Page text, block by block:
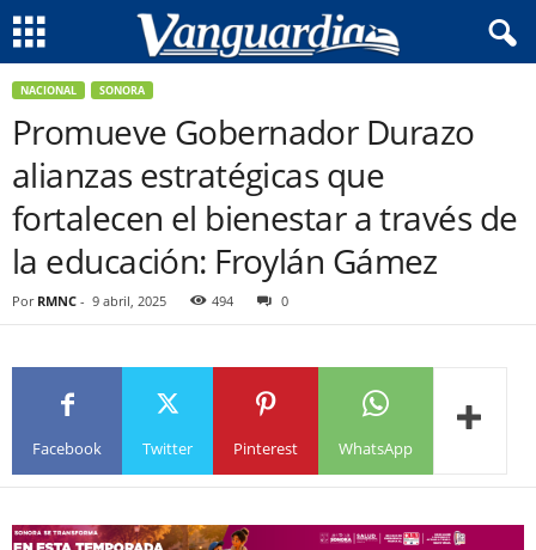
NACIONAL SONORA
Promueve Gobernador Durazo
alianzas estratégicas que
fortalecen el bienestar a través de
la educación: Froylán Gámez
Por RMNC - 9 abril, 2025 494 0
Facebook Twitter Pinterest WhatsApp